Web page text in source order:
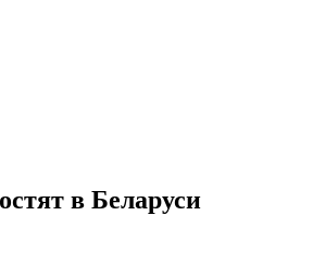
в Беларуси